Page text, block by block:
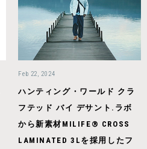
Feb 22, 2024
ハンティング・ワールド クラ
フテッド バイ デサント.ラボ
から新素材MILIFE® CROSS
LAMINATED 3Lを採用したフ